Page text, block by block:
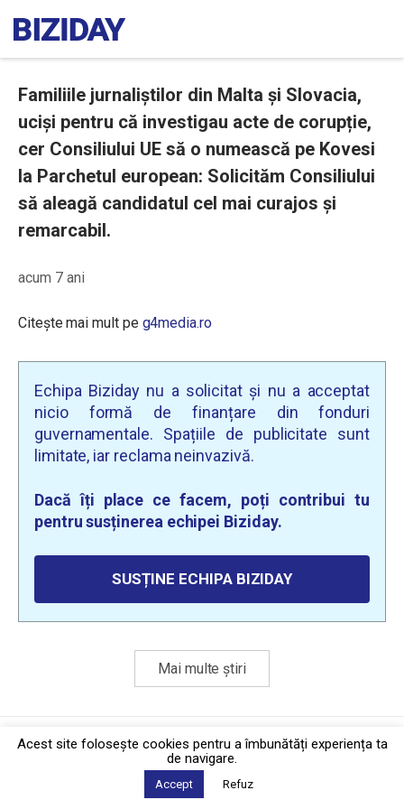
Familiile jurnaliștilor din Malta și Slovacia,
uciși pentru că investigau acte de corupție,
cer Consiliului UE să o numească pe Kovesi
la Parchetul european: Solicităm Consiliului
să aleagă candidatul cel mai curajos și
remarcabil.
acum 7 ani
Citește mai mult pe g4media.ro
Echipa Biziday nu a solicitat și nu a acceptat
nicio formă de finanțare din fonduri
guvernamentale. Spațiile de publicitate sunt
limitate, iar reclama neinvazivă.
Dacă îți place ce facem, poți contribui tu
pentru susținerea echipei Biziday.
SUSȚINE ECHIPA BIZIDAY
Mai multe știri
Politica de confidențialitate·Contact
2026 © Biziday
Acest site foloseşte cookies pentru a îmbunătăți experiența ta
de navigare.
Accept Refuz